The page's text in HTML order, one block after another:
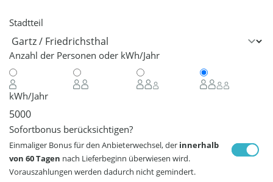
Stadtteil
Anzahl der Personen oder kWh/Jahr
kWh/Jahr
Sofortbonus berücksichtigen?
Einmaliger Bonus für den Anbieterwechsel, der innerhalb
von 60 Tagen nach Lieferbeginn überwiesen wird.
Vorauszahlungen werden dadurch nicht gemindert.